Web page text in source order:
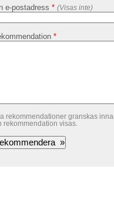
e-postadress * (Visas inte)
*
rekommendationer granskas
rekommendation visas.